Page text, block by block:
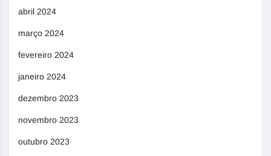
abril 2024
março 2024
fevereiro 2024
janeiro 2024
dezembro 2023
novembro 2023
outubro 2023